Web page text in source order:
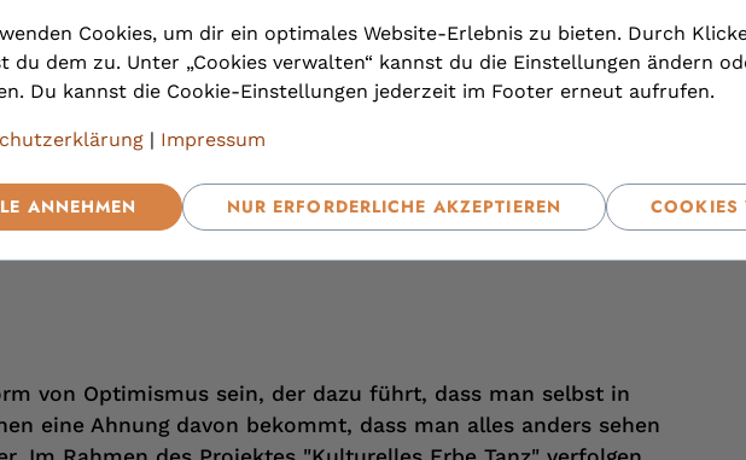
Cookies, um dir ein optimales Website-Erlebnis zu bieten. Durch
du dem zu. Unter „Cookies verwalten“ kannst du die Einstellungen ändern
Du kannst die Cookie-Einstellungen jederzeit im Footer erneut aufrufen.
| Impressum
ANNEHMEN NUR ERFORDERLICHE AKZEPTIEREN COOKIES
von Optimismus sein, der dazu führt, dass man selbst in
eine Ahnung davon bekommt, dass man alles anders sehen